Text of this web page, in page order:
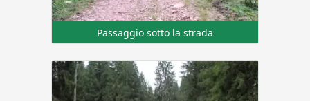
Passaggio sotto la strada